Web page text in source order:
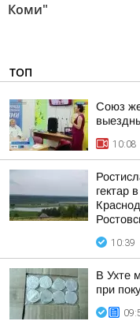
Коми"
ТОП
Союз
10:08
гектар
10:39
В Ухте
при